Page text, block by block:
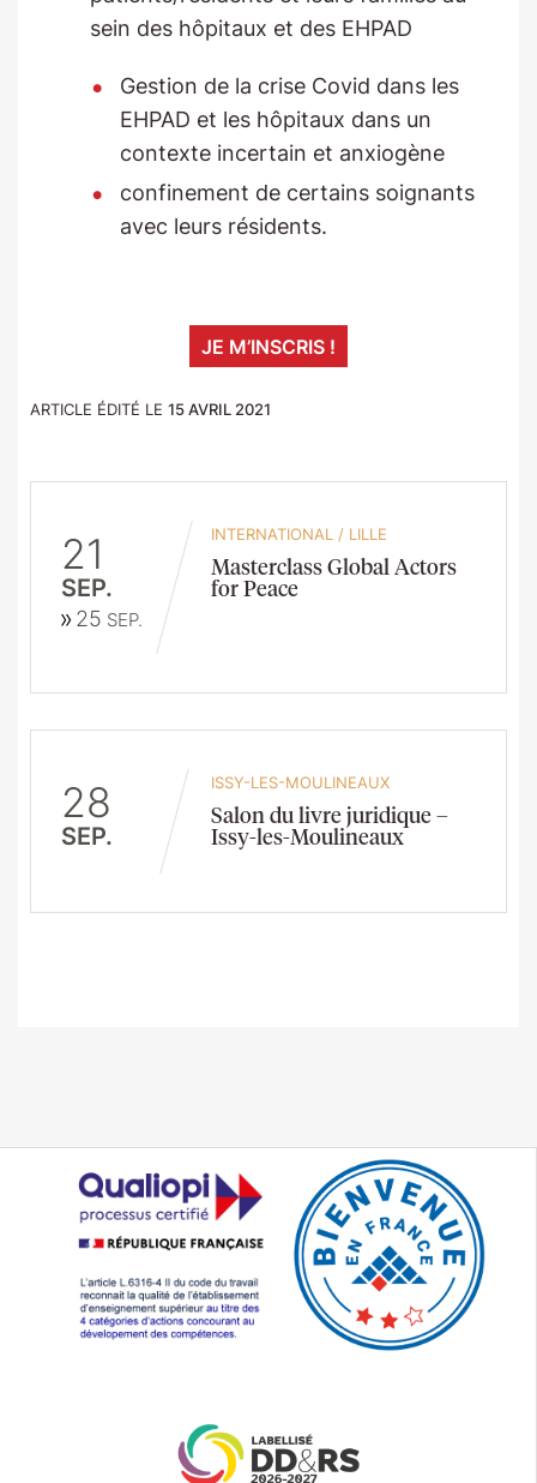
sein des hôpitaux et des EHPAD
Gestion de la crise Covid dans les
EHPAD et les hôpitaux dans un
contexte incertain et anxiogène
confinement de certains soignants
avec leurs résidents.
JE M’INSCRIS !
ARTICLE ÉDITÉ LE 15 AVRIL 2021
21
SEP.
25 SEP.
INTERNATIONAL / LILLE
Masterclass Global Actors
for Peace
28
SEP.
ISSY-LES-MOULINEAUX
Salon du livre juridique –
Issy-les-Moulineaux